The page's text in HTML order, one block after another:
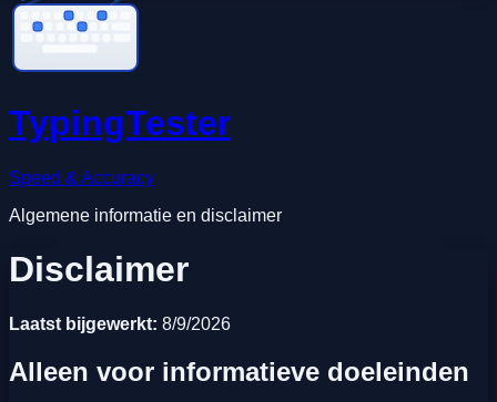
TypingTester
Speed & Accuracy
Algemene informatie en disclaimer
Disclaimer
Laatst bijgewerkt: 8/9/2026
Alleen voor informatieve doeleinden